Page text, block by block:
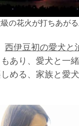
の花火が打ちあが
西伊豆初の愛犬と
あり、愛犬と一
める、家族と愛